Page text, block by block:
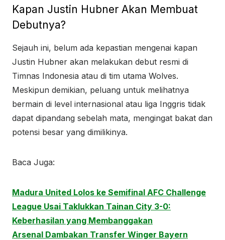
Kapan Justin Hubner Akan Membuat
Debutnya?
Sejauh ini, belum ada kepastian mengenai kapan
Justin Hubner akan melakukan debut resmi di
Timnas Indonesia atau di tim utama Wolves.
Meskipun demikian, peluang untuk melihatnya
bermain di level internasional atau liga Inggris tidak
dapat dipandang sebelah mata, mengingat bakat dan
potensi besar yang dimilikinya.
Baca Juga:
Madura United Lolos ke Semifinal AFC Challenge
League Usai Taklukkan Tainan City 3-0:
Keberhasilan yang Membanggakan
Arsenal Dambakan Transfer Winger Bayern